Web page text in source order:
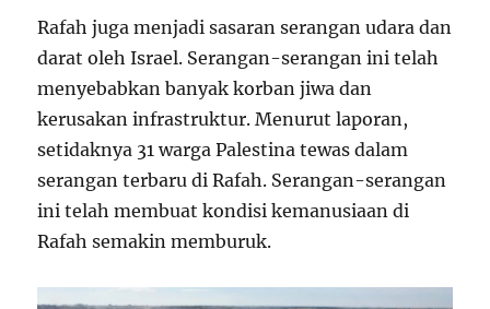
Rafah juga menjadi sasaran serangan udara dan
darat oleh Israel. Serangan-serangan ini telah
menyebabkan banyak korban jiwa dan
kerusakan infrastruktur. Menurut laporan,
setidaknya 31 warga Palestina tewas dalam
serangan terbaru di Rafah. Serangan-serangan
ini telah membuat kondisi kemanusiaan di
Rafah semakin memburuk.